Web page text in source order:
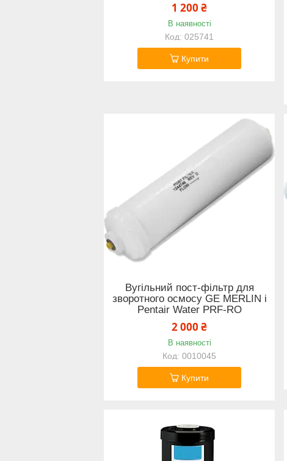
1 200 ₴
В наявності
025741
Купити
Вугільний пост-фільтр для
зворотного осмосу GE MERLIN і
Pentair Water PRF-RO
2 000 ₴
В наявності
0010045
Купити